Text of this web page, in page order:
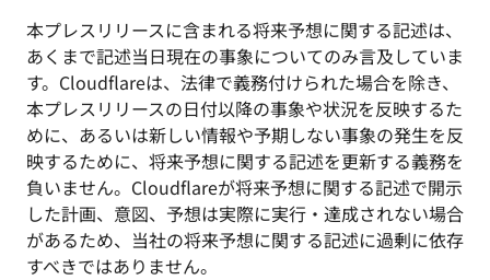
本プレスリリースに含まれる将来予想に関する記述は、
あくまで記述当日現在の事象についてのみ言及していま
す。Cloudflareは、法律で義務付けられた場合を除き、
本プレスリリースの日付以降の事象や状況を反映するた
めに、あるいは新しい情報や予期しない事象の発生を反
映するために、将来予想に関する記述を更新する義務を
負いません。Cloudflareが将来予想に関する記述で開示
した計画、意図、予想は実際に実行・達成されない場合
があるため、当社の将来予想に関する記述に過剰に依存
すべきではありません。